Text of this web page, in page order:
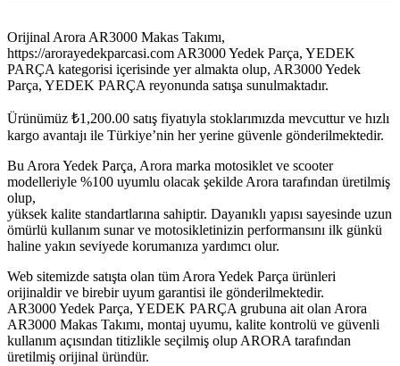
Orijinal Arora AR3000 Makas Takımı,
https://arorayedekparcasi.com AR3000 Yedek Parça, YEDEK
PARÇA kategorisi içerisinde yer almakta olup, AR3000 Yedek
Parça, YEDEK PARÇA reyonunda satışa sunulmaktadır.
Ürünümüz ₺1,200.00 satış fiyatıyla stoklarımızda mevcuttur ve hızlı
kargo avantajı ile Türkiye’nin her yerine güvenle gönderilmektedir.
Bu Arora Yedek Parça, Arora marka motosiklet ve scooter
modelleriyle %100 uyumlu olacak şekilde Arora tarafından üretilmiş
olup,
yüksek kalite standartlarına sahiptir. Dayanıklı yapısı sayesinde uzun
ömürlü kullanım sunar ve motosikletinizin performansını ilk günkü
haline yakın seviyede korumanıza yardımcı olur.
Web sitemizde satışta olan tüm Arora Yedek Parça ürünleri
orijinaldir ve birebir uyum garantisi ile gönderilmektedir.
AR3000 Yedek Parça, YEDEK PARÇA grubuna ait olan Arora
AR3000 Makas Takımı, montaj uyumu, kalite kontrolü ve güvenli
kullanım açısından titizlikle seçilmiş olup ARORA tarafından
üretilmiş orijinal üründür.